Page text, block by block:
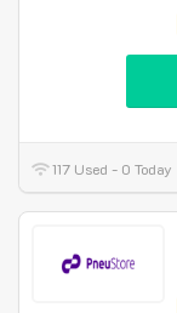
117 Used - 0 Today